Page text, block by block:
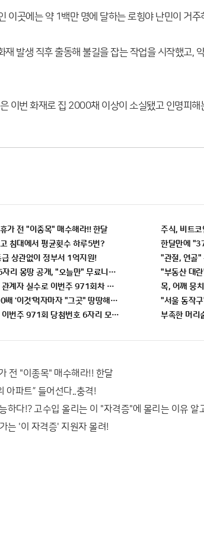
이곳에는 약 1백만 명에 달하는 로힝야 난민이 거주
재 발생 직후 출동해 불길을 잡는 작업을 시작했고,
이번 화재로 집 2000채 이상이 소실됐고 인명피해
가 전 "이종목" 매수해라!! 한달
침대에서 평균횟수 하루5번?
상관없이 정부서 1억지원!
리 몽땅 공개, "오늘만" 무료니까 꼭 오늘 확인하세요.
계자 실수로 이번주 971회차 번호 6자리 공개!? 꼭 확인해
'이것'먹자마자 "그곳" 땅땅해져..헉!
번주 971회 당첨번호 6자리 모두 유출...관계자 실수로 "비
주식, 비트
한달만에
"관절, 연골"
"부동산 대
목, 어깨 뭉
"서울 동작
부족한 머리
전 "이종목" 매수해라!! 한달
아파트” 들어선다..충격!
하다!? 고수입 올리는 이 "자격증"에 몰리는 이유 알
는 '이 자격증' 지원자 몰려!